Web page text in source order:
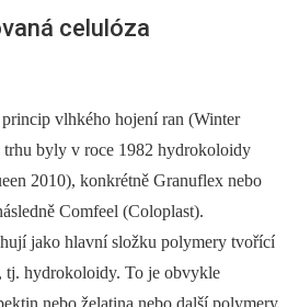
celulóza
vlhkého hojení ran (Winter
byly v roce 1982 hydrokoloidy
2010), konkrétně Granuflex nebo
Comfeel (Coloplast).
jako hlavní složku polymery tvořící
tj. hydrokoloidy. To je obvykle